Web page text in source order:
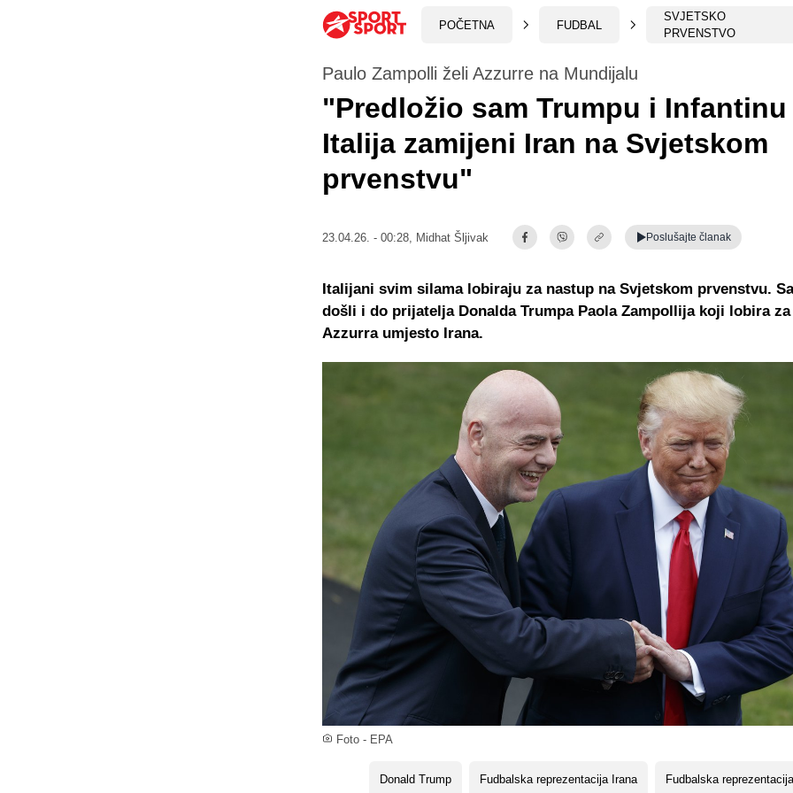
POČETNA FUDBAL
SVJETSKO
PRVENSTVO
Foto - EPA
Paulo Zampolli želi Azzurre na Mundijalu
"Predložio sam Trumpu i Infantinu
Italija zamijeni Iran na Svjetskom
prvenstvu"
23.04.26. - 00:28, Midhat Šljivak Poslušajte članak
Donald Trump Fudbalska reprezentacija Irana Fudbalska
Italijani svim silama lobiraju za nastup na Svjetskom prvenstvu.
došli i do prijatelja Donalda Trumpa Paola Zampollija koji lobira
Azzurra umjesto Irana.